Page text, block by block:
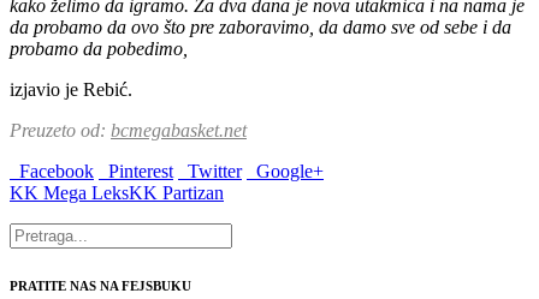
kako želimo da igramo. Za dva dana je nova utakmica i na nama je
da probamo da ovo što pre zaboravimo, da damo sve od sebe i da
probamo da pobedimo,
izjavio je Rebić.
Preuzeto od: bcmegabasket.net
Facebook
Pinterest Twitter
Google+
KK Mega LeksKK Partizan
PRATITE NAS NA FEJSBUKU